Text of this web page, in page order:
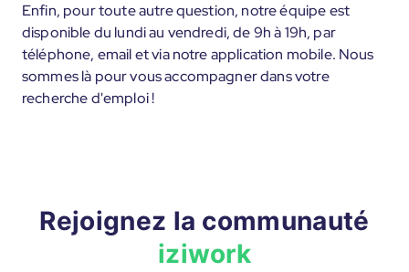
Enfin, pour toute autre question, notre équipe est
disponible du lundi au vendredi, de 9h à 19h, par
téléphone, email et via notre application mobile. Nous
sommes là pour vous accompagner dans votre
recherche d'emploi !
Rejoignez la communauté
iziwork